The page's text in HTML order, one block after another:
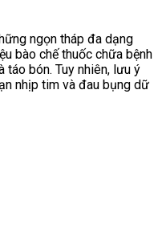
ngọn tháp đa dạng
bào chế thuốc chữa bệnh
táo bón. Tuy nhiên, lưu ý
nhịp tim và đau bụng dữ